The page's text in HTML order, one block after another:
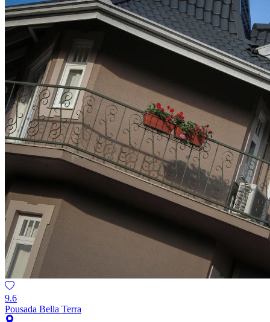
9.6
Pousada Bella Terra